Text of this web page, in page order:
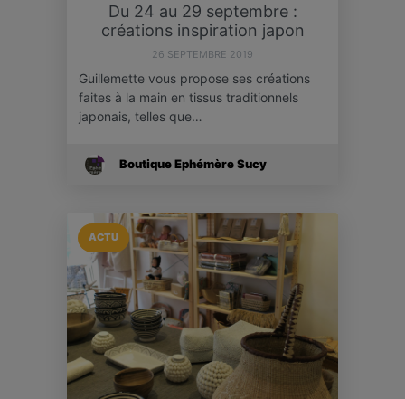
Du 24 au 29 septembre :
créations inspiration japon
26 SEPTEMBRE 2019
Guillemette vous propose ses créations
faites à la main en tissus traditionnels
japonais, telles que…
Boutique Ephémère Sucy
ACTU